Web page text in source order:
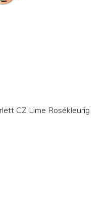
CZ Lime Rosékleurig